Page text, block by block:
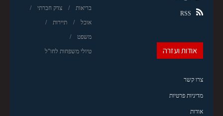
בריאות צדק חברתי
אוכל תיירות
משפט
טיולי משפחות לחו"ל
RSS
אודות ועזרה
צרו קשר
מדיניות פרטיות
אודות